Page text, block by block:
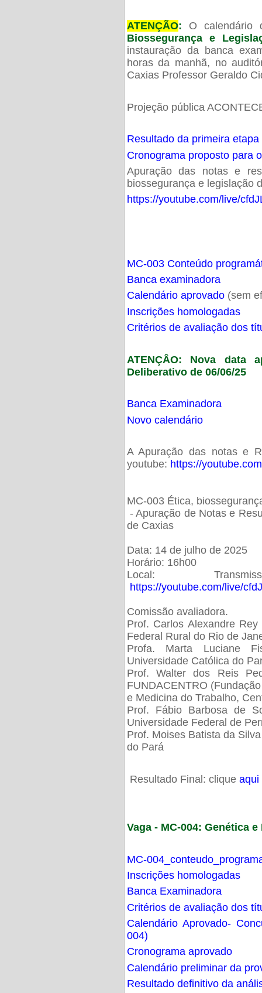
ATENÇÃO: O calendário
Biossegurança e
instauração da banca
horas da manhã, no
Caxias Professor Geraldo
Projeção pública
Resultado da primeira
Cronograma proposto para
Apuração das notas e
biossegurança e legislação
https://youtube.com/live/
MC-003 Conteúdo
Banca examinadora
Calendário aprovado(sem
Inscrições homologadas
Critérios de avaliação dos
ATENÇÂO: Nova data
Deliberativo de 06/06/25
Banca Examinadora
Novo calendário
A Apuração das notas e
youtube: https://
MC-003 Ética,
- Apuração de Notas e
de Caxias
Data: 14 de julho de 2025
Horário: 16h00
Local:
https://youtube.com/live/
Comissão avaliadora.
Prof. Carlos Alexandre
Federal Rural do Rio de
Profa. Marta Luciane
Universidade Católica do
Prof. Walter dos Reis
FUNDACENTRO
e Medicina do Trabalho,
Prof. Fábio Barbosa de
Universidade Federal de
Prof. Moises Batista da
do Pará
Resultado Final: clique aqui
Vaga - MC-004: Genética
MC-
Inscrições homologadas
Banca Examinadora
Critérios de avaliação dos
Calendário Aprovado-
004)
Cronograma aprovado
Calendário preliminar da
Resultado definitivo da